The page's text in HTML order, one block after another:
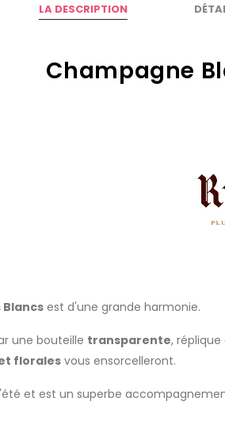
LA DESCRIPTION
Champagne
est d'une grande harmonie.
une bouteille transparente,
florales vous ensorcelleront.
et est un superbe